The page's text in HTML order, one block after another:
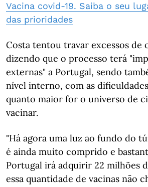
Vacina covid-19. Saiba o seu
das prioridades
Costa tentou travar excessos de
dizendo que o processo terá
externas" a Portugal, sendo
nível interno, com as
quanto maior for o universo de
vacinar.
"Há agora uma luz ao fundo do
é ainda muito comprido e
Portugal irá adquirir 22 milhões
essa quantidade de vacinas não